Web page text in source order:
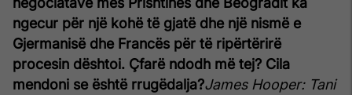
ngecur për një kohë të gjatë dhe një nismë e
Gjermanisë dhe Francës për të ripërtërirë
procesin dështoi. Çfarë ndodh më tej? Cila
mendoni se është rrugëdalja?James Hooper: Tani